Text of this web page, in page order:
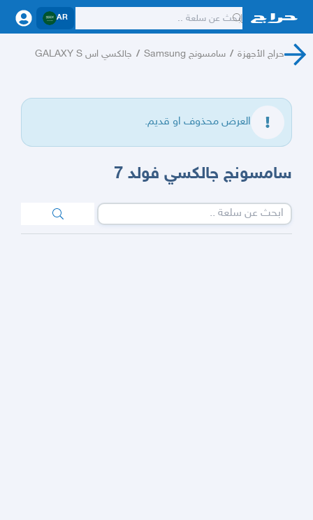
AR
حراج الأجهزة / سامسونج Samsung / جالكسي اس GALAXY S
العرض محذوف او قديم.
سامسونج جالكسي فولد 7